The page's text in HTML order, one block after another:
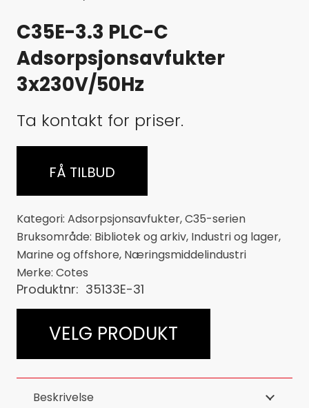
C35E-3.3 PLC-C
Adsorpsjonsavfukter
3x230V/50Hz
Ta kontakt for priser.
FÅ TILBUD
Kategori: Adsorpsjonsavfukter,C35-serien
Bruksområde: Bibliotek og arkiv, Industri og lager,
Marine og offshore, Næringsmiddelindustri
Merke: Cotes
Produktnr: 35133E-31
VELG PRODUKT
Beskrivelse